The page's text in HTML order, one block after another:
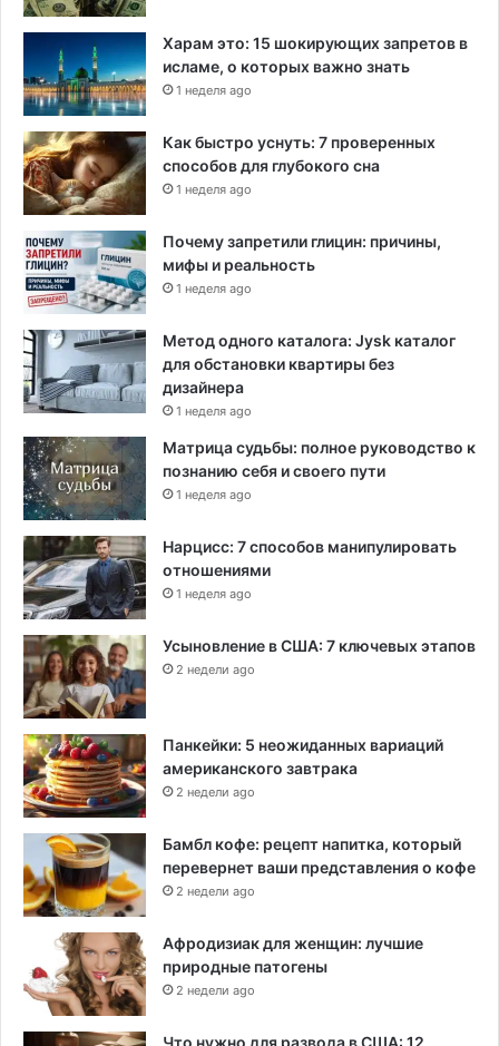
о
т
е
н
п
р
в
и
л
р
а
м
п
в
с
у
д
е
Харам это: 15 шокирующих запретов в
исламе, о которых важно знать
1 неделя ago
Как быстро уснуть: 7 проверенных
способов для глубокого сна
1 неделя ago
Почему запретили глицин: причины,
мифы и реальность
1 неделя ago
Метод одного каталога: Jysk каталог
для обстановки квартиры без
дизайнера
1 неделя ago
Матрица судьбы: полное руководство к
познанию себя и своего пути
1 неделя ago
Нарцисс: 7 способов манипулировать
отношениями
1 неделя ago
Усыновление в США: 7 ключевых этапов
2 недели ago
Панкейки: 5 неожиданных вариаций
американского завтрака
2 недели ago
Бамбл кофе: рецепт напитка, который
перевернет ваши представления о кофе
2 недели ago
Афродизиак для женщин: лучшие
природные патогены
2 недели ago
Что нужно для развода в США: 12